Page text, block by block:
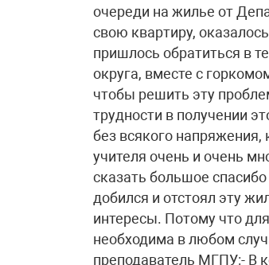
очереди на жилье от
свою квартиру,
пришлось обратиться в
округа, вместе с
чтобы решить эту
трудности в получении
без всякого напряжения,
учителя очень и очень
сказать большое
добился и отстоял эту
интересы. Потому что
необходима в любом
преподаватель МГПУ:- В